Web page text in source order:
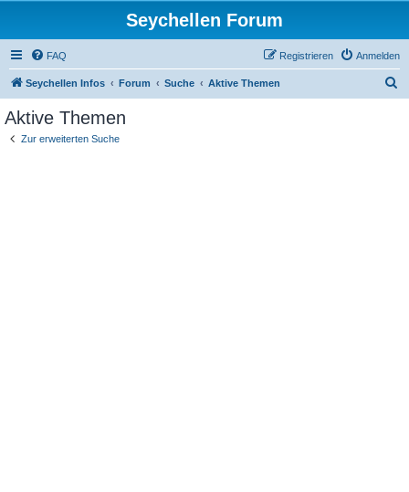
Seychellen Forum
FAQ Anmelden
Registrieren
Seychellen Infos Forum Suche Aktive Themen
Aktive Themen
Zur erweiterten Suche